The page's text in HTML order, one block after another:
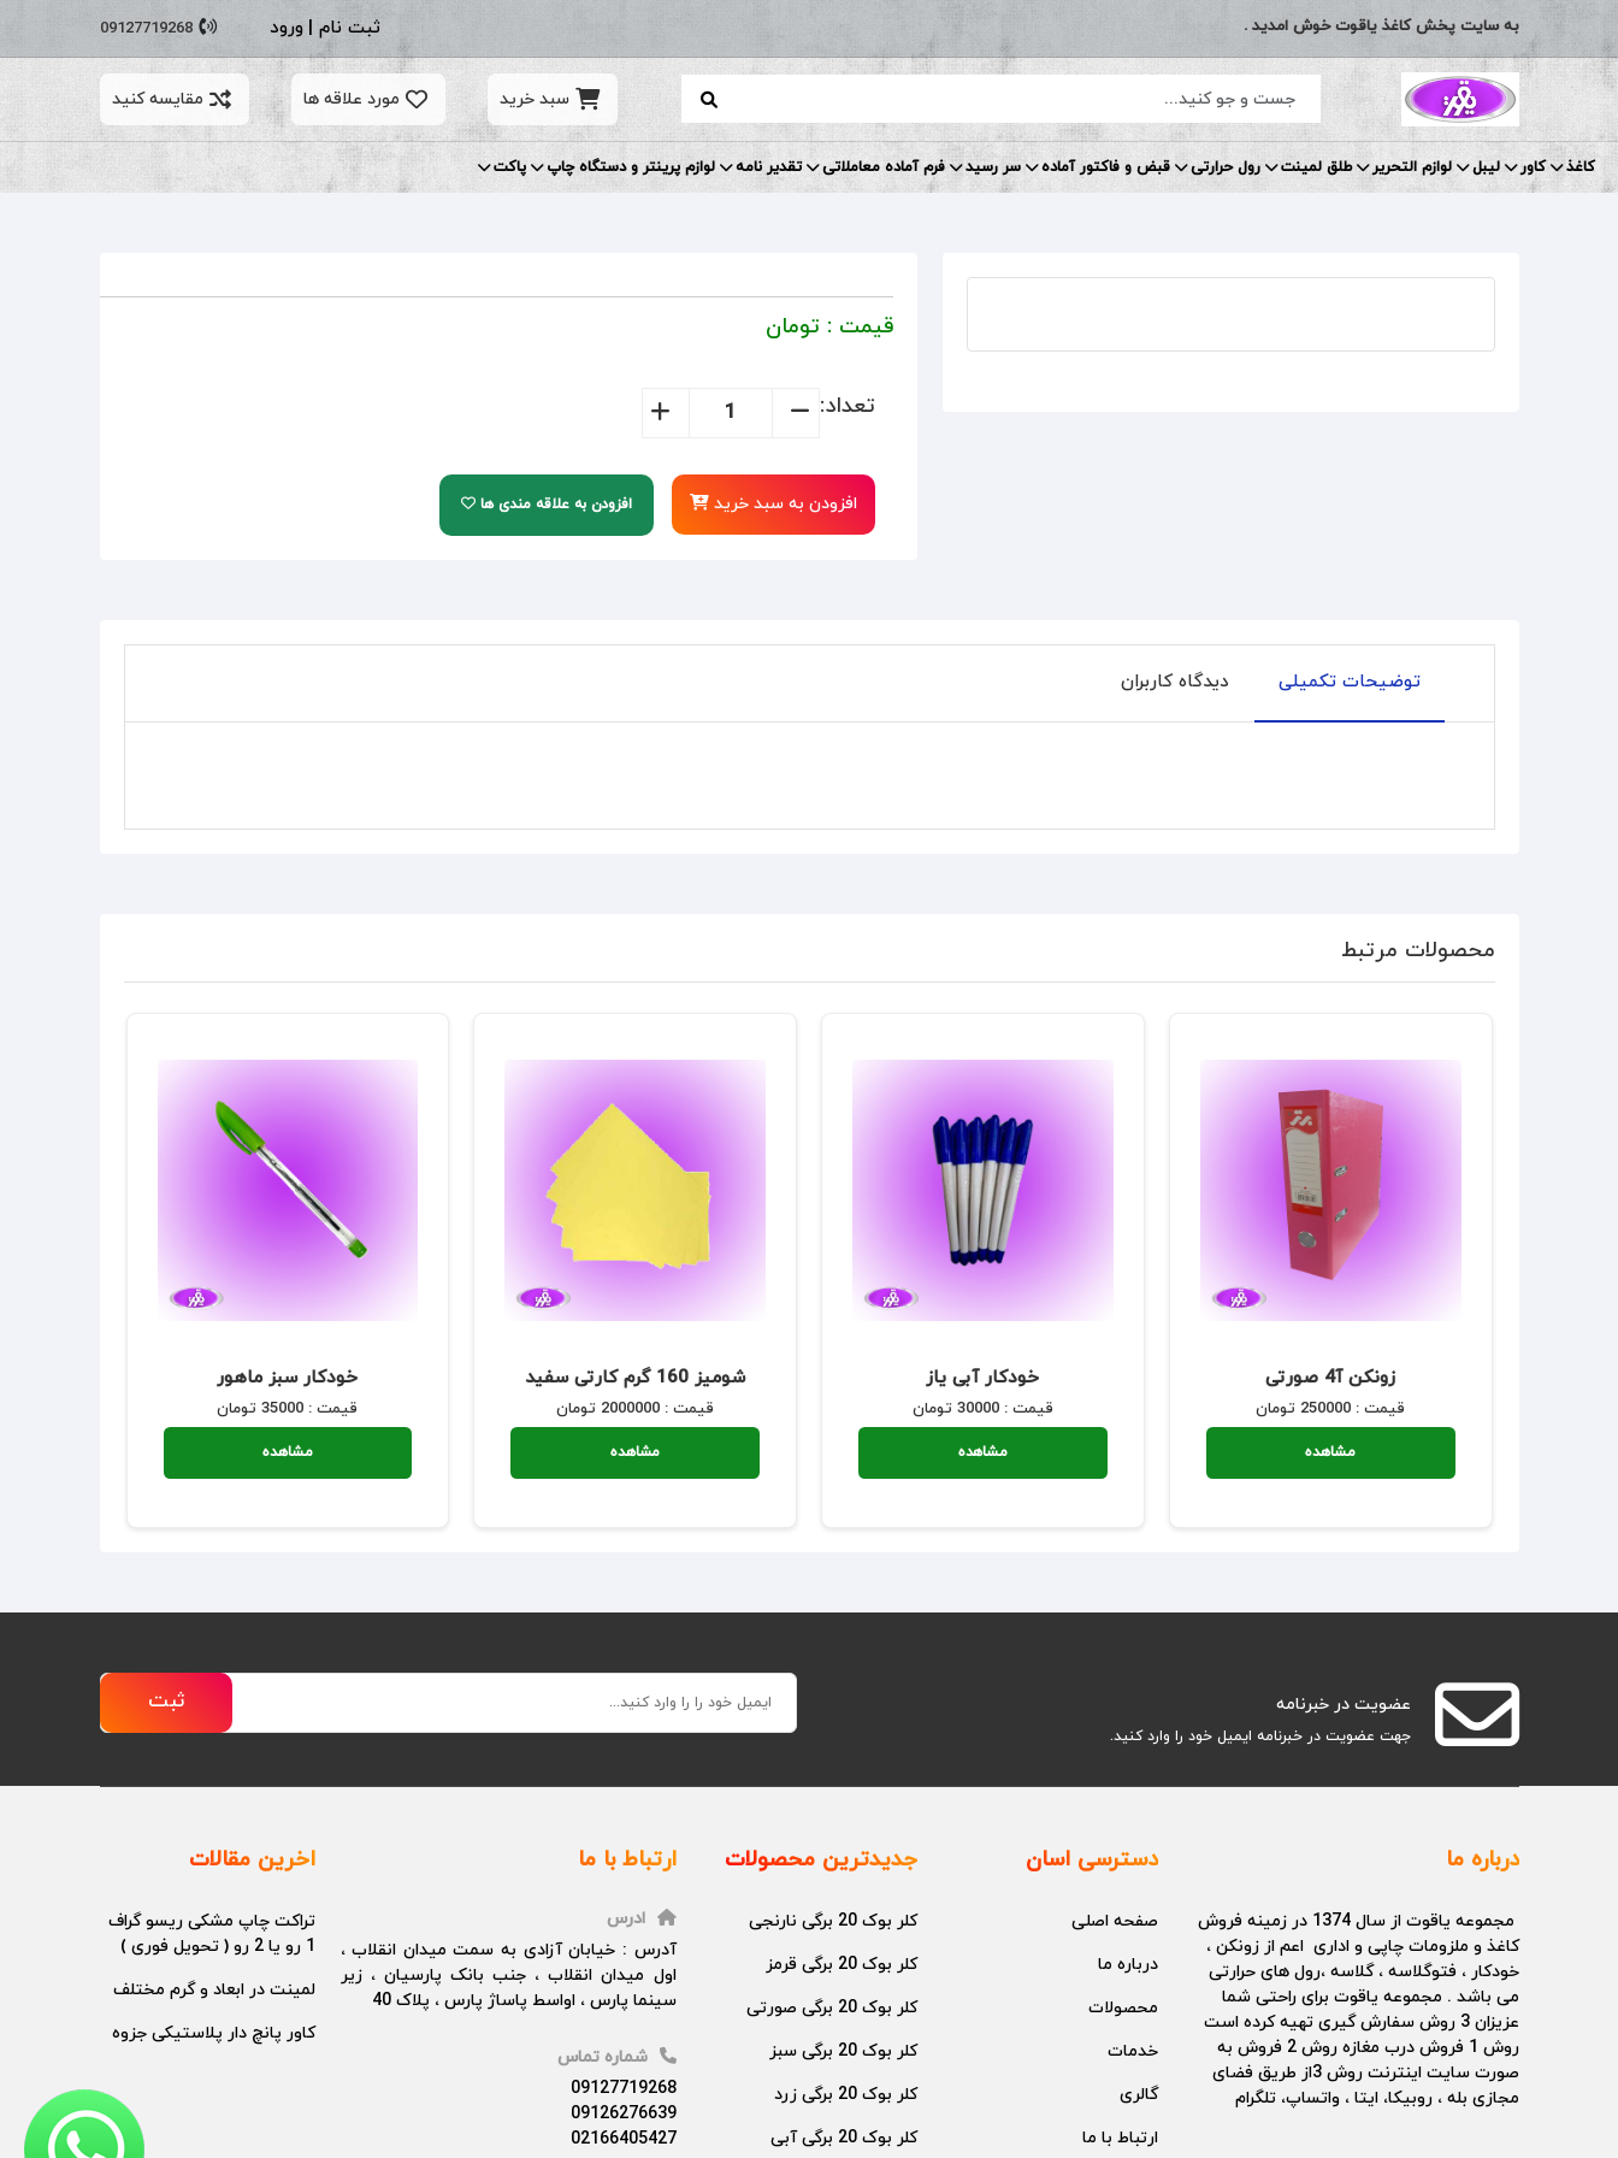
به سایت پخش کاغذ یاقوت خوش امدید . 09127719268 ثبت نام |ورود
مقایسه کنید مورد علاقه ها سبد خرید
کاغذ کاور لیبل لوازم التحریر طلق لمینت رول حرارتی قبض و فاکتور آماده سر رسید فرم آماده معاملاتی تقدیر نامه لوازم پرینتر و دستگاه چاپ پاکت
قیمت : تومان
تعداد:
افزودن به سبد خرید افزودن به علاقه مندی ها
توضیحات تکمیلی دیدگاه کاربران
محصولات مرتبط
زونکن آ4 صورتی
قیمت : 250000 تومان
مشاهده
خودکار آبی یاز
قیمت : 30000 تومان
مشاهده
شومیز 160 گرم کارتی سفید
قیمت : 2000000 تومان
مشاهده
خودکار سبز ماهور
قیمت : 35000 تومان
مشاهده
عضویت در خبرنامه
جهت عضویت در خبرنامه ایمیل خود را وارد کنید.
ثبت
درباره ما
مجموعه یاقوت از سال 1374 در زمینه فروش
کاغذ و ملزومات چاپی و اداری اعم از زونکن ،
خودکار ، فتوگلاسه ، گلاسه ،رول های حرارتی
می باشد . مجموعه یاقوت برای راحتی شما
عزیزان 3 روش سفارش گیری تهیه کرده است
روش 1 فروش درب مغازه روش 2 فروش به
صورت سایت اینترنت روش 3از طریق فضای
مجازی بله ، روبیکا، ایتا ، واتساپ، تلگرام
دسترسی اسان
صفحه اصلی
درباره ما
محصولات
خدمات
گالری
ارتباط با ما
جدیدترین محصولات
کلر بوک 20 برگی نارنجی
کلر بوک 20 برگی قرمز
کلر بوک 20 برگی صورتی
کلر بوک 20 برگی سبز
کلر بوک 20 برگی زرد
کلر بوک 20 برگی آبی
ارتباط با ما
ادرس
آدرس : خیابان آزادی به سمت میدان انقلاب ،
اول میدان انقلاب ، جنب بانک پارسیان ، زیر
سینما پارس ، اواسط پاساژ پارس ، پلاک 40
شماره تماس
09127719268
09126276639
02166405427
اخرین مقالات
تراکت چاپ مشکی ریسو گراف
1 رو یا 2 رو ( تحویل فوری )
لمینت در ابعاد و گرم مختلف
کاور پانچ دار پلاستیکی جزوه